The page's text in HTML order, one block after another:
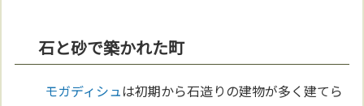
石と砂で築かれた町
モガディシュは初期から石造りの建物が多く建てら